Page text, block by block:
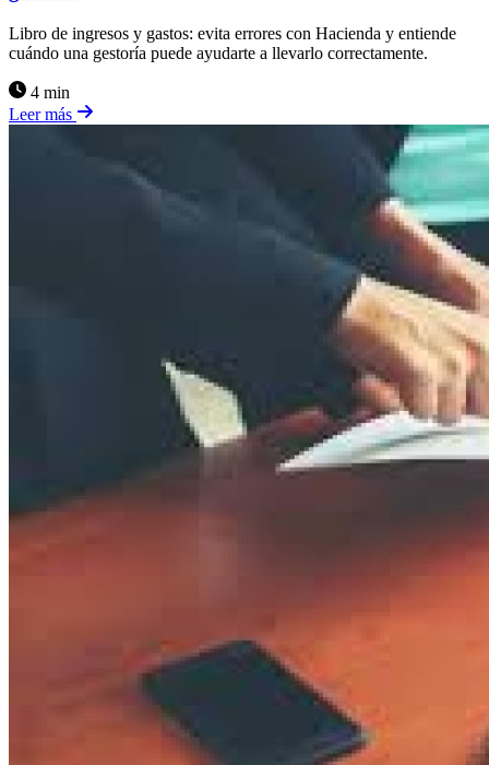
Libro de ingresos y gastos: evita errores con Hacienda y entiende
cuándo una gestoría puede ayudarte a llevarlo correctamente.
4 min
Leer más